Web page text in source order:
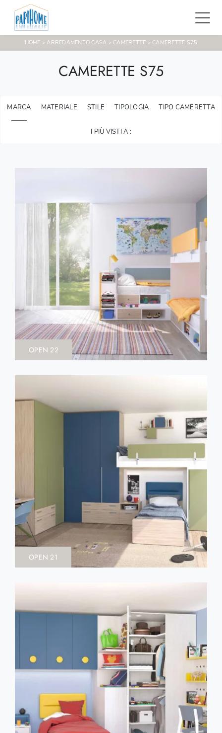
HOME >ARREDAMENTO CASA > CAMERETTE > CAMERETTE S75
CAMERETTE S75
MARCA MATERIALE STILE TIPOLOGIA TIPO CAMERETTA
I PIÙ VISTI A :
OPEN 22
OPEN 21